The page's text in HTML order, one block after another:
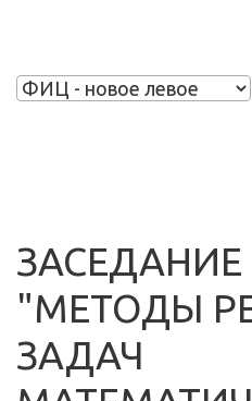
"МЕТОДЫ
ЗАДАЧ